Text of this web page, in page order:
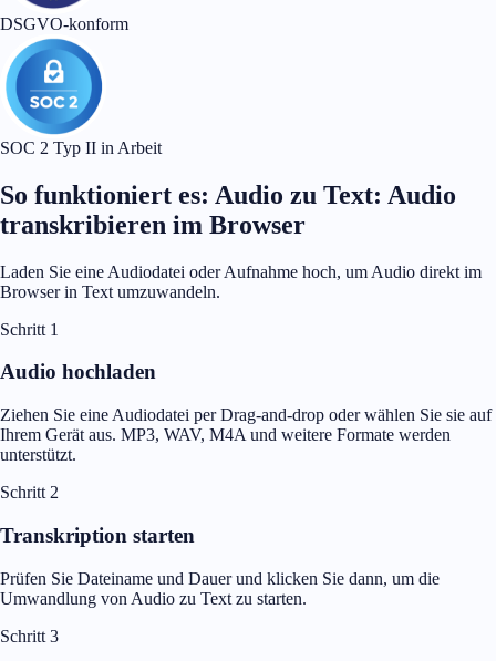
DSGVO-konform
SOC 2 Typ II in Arbeit
So funktioniert es: Audio zu Text: Audio
transkribieren im Browser
Laden Sie eine Audiodatei oder Aufnahme hoch, um Audio direkt im
Browser in Text umzuwandeln.
Schritt 1
Audio hochladen
Ziehen Sie eine Audiodatei per Drag-and-drop oder wählen Sie sie auf
Ihrem Gerät aus. MP3, WAV, M4A und weitere Formate werden
unterstützt.
Schritt 2
Transkription starten
Prüfen Sie Dateiname und Dauer und klicken Sie dann, um die
Umwandlung von Audio zu Text zu starten.
Schritt 3